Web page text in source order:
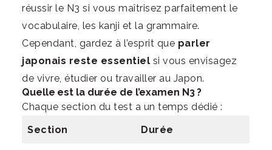
réussir le N3 si vous maîtrisez parfaitement le
vocabulaire, les kanji et la grammaire.
Cependant, gardez à l’esprit que parler
japonais reste essentiel si vous envisagez
de vivre, étudier ou travailler au Japon.
Quelle est la durée de l’examen N3 ?
Chaque section du test a un temps dédié :
Section
Durée